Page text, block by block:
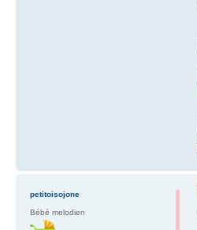
petitoisojone
Bébé melodien